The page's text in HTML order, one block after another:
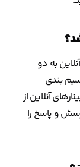
به دو
بندی
آنلاین از
و پاسخ را